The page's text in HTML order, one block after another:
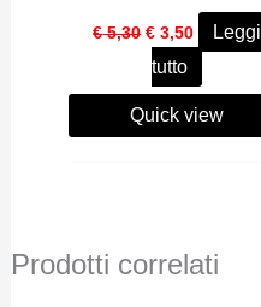
€5,30 Il
prezzo
originale
era:
€ 5,30.
€ 3,50
prezzo
è:
€ 3,50.
Leggi
tutto
Quick view
Prodotti correlati